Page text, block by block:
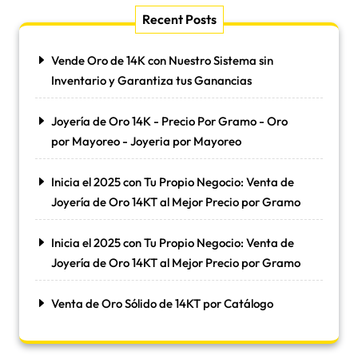
Recent Posts
Vende Oro de 14K con Nuestro Sistema sin
Inventario y Garantiza tus Ganancias
Joyería de Oro 14K - Precio Por Gramo - Oro
por Mayoreo - Joyeria por Mayoreo
Inicia el 2025 con Tu Propio Negocio: Venta de
Joyería de Oro 14KT al Mejor Precio por Gramo
Inicia el 2025 con Tu Propio Negocio: Venta de
Joyería de Oro 14KT al Mejor Precio por Gramo
Venta de Oro Sólido de 14KT por Catálogo